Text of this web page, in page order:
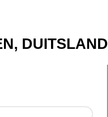
DUITSLAND